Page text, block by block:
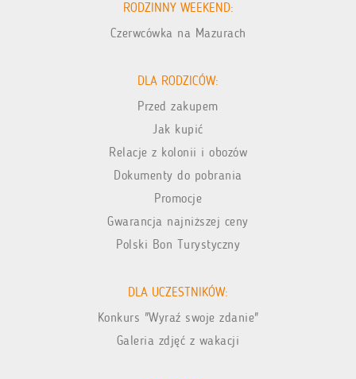
RODZINNY WEEKEND:
Czerwcówka na Mazurach
DLA RODZICÓW:
Przed zakupem
Jak kupić
Relacje z kolonii i obozów
Dokumenty do pobrania
Promocje
Gwarancja najniższej ceny
Polski Bon Turystyczny
DLA UCZESTNIKÓW:
Konkurs "Wyraź swoje zdanie"
Galeria zdjęć z wakacji